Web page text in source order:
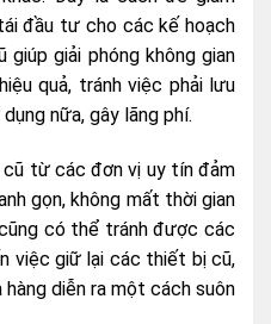
đầu tư cho các kế hoạch
giúp giải phóng không gian
quả, tránh việc phải lưu
nữa, gây lãng phí.
cũ từ các đơn vị uy tín đảm
gọn, không mất thời gian
có thể tránh được các
việc giữ lại các thiết bị cũ,
diễn ra một cách suôn